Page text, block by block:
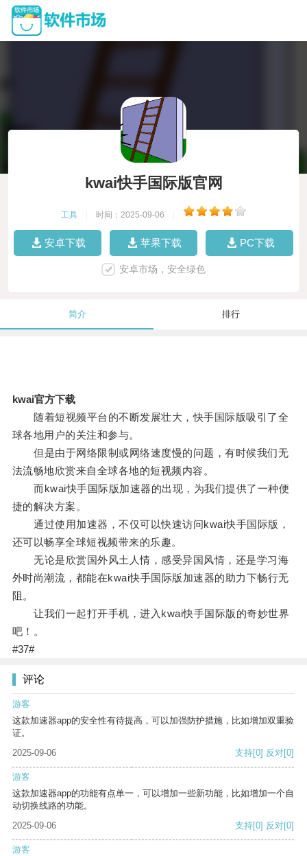
kwai快手国际版官网
工具 时间：2025-09-06
安卓下载 苹果下载 PC下载
安卓市场，安全绿色
简介 排行
kwai官方下载
随着短视频平台的不断发展壮大，快手国际版吸引了全
球各地用户的关注和参与。
但是由于网络限制或网络速度慢的问题，有时候我们无
法流畅地欣赏来自全球各地的短视频内容。
而kwai快手国际版加速器的出现，为我们提供了一种便
捷的解决方案。
通过使用加速器，不仅可以快速访问kwai快手国际版，
还可以畅享全球短视频带来的乐趣。
无论是欣赏国外风土人情，感受异国风情，还是学习海
外时尚潮流，都能在kwai快手国际版加速器的助力下畅行无
阻。
让我们一起打开手机，进入kwai快手国际版的奇妙世界
吧！。
#37#
评论
游客
这款加速器app的安全性有待提高，可以加强防护措施，比如增加双重验
证。
2025-09-06
支持[0] 反对[0]
游客
这款加速器app的功能有点单一，可以增加一些新功能，比如增加一个自
动切换线路的功能。
2025-09-06
支持[0] 反对[0]
游客